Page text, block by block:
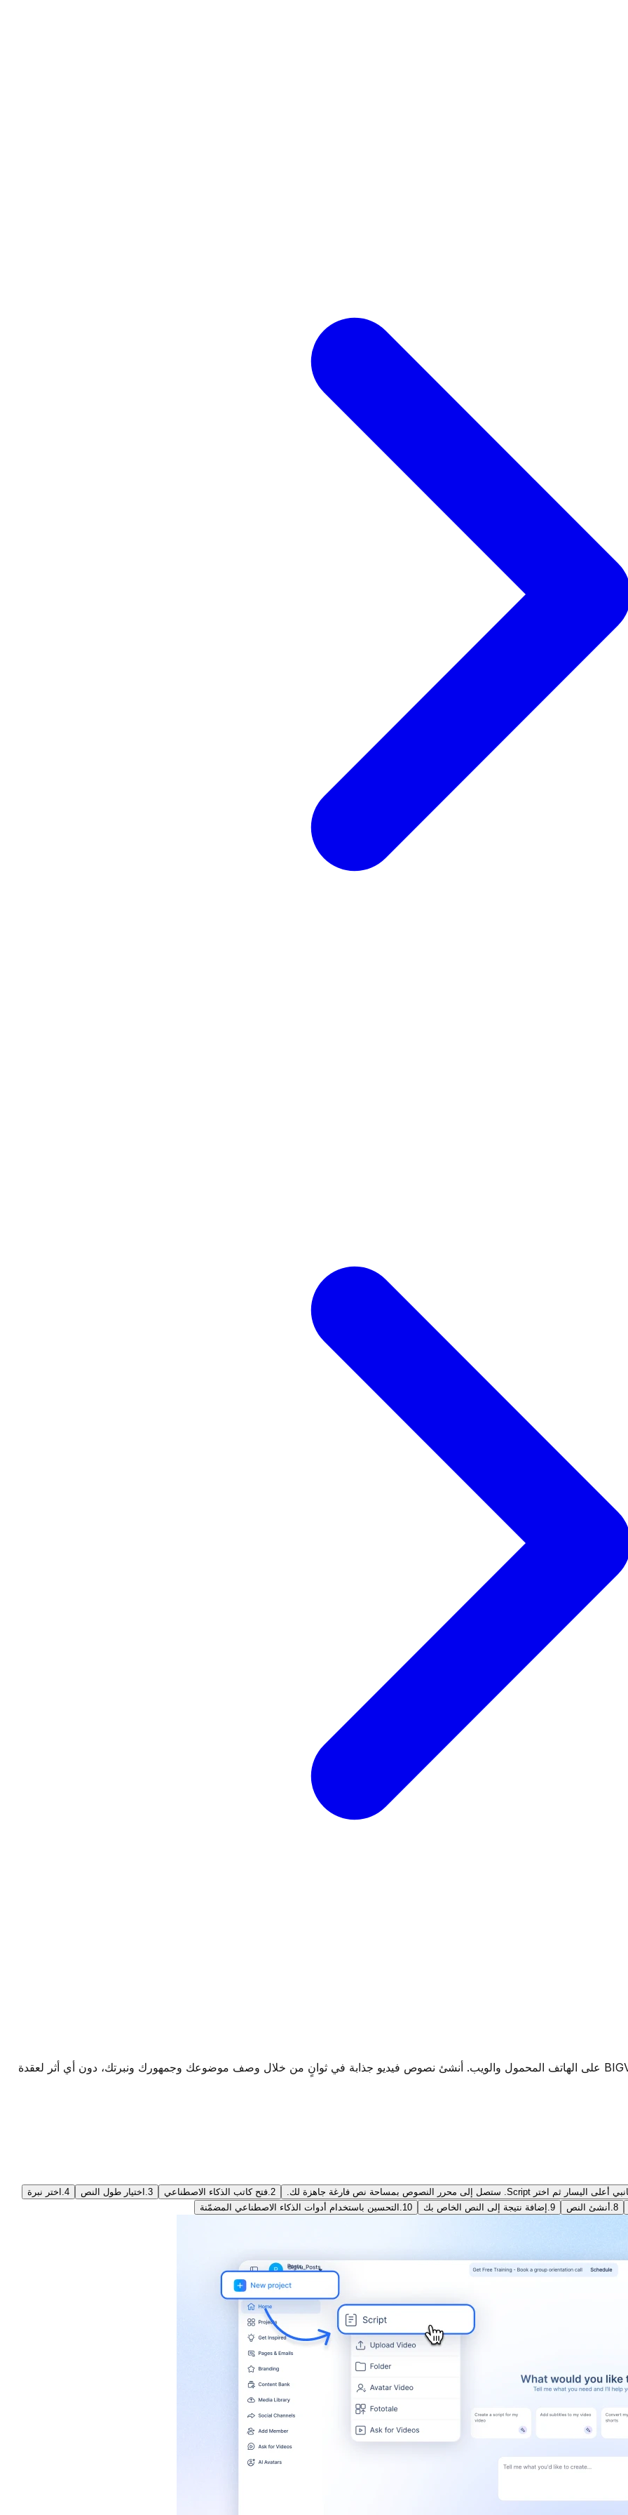
تعرّف على كيفية استخدام مولّد النصوص بالذكاء الاصطناعي في BIGVU على الهاتف المحمول والويب. أنشئ نصوص فيديو جذابة في ثوانٍ من خلال وصف موضوعك وجمهورك ونبرتك، دون أي أثر لعقدة
2. فتح كاتب الذكاء الاصطناعي 3. اختيار طول النص 4. اختر نبرة
8. أنشئ النص 9. إضافة نتيجة إلى النص الخاص بك 10. التحسين باستخدام أدوات الذكاء الاصطناعي المضمّنة